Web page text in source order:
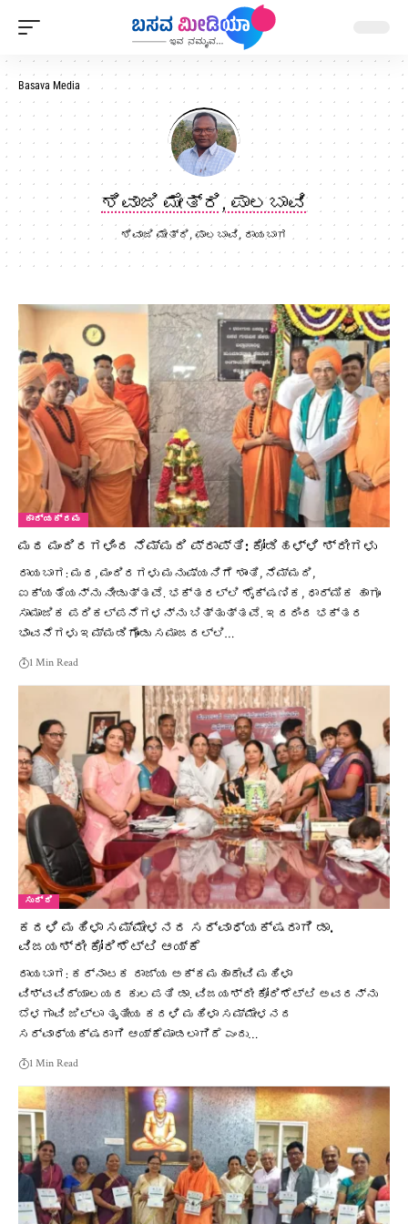
Basava Media
ಶಿವಾಜಿ ಮೇತ್ರಿ, ಪಾಲಬಾವಿ
ಶಿವಾಜಿ ಮೇತ್ರಿ, ಪಾಲಬಾವಿ, ರಾಯಬಾಗ
ಕಾರ್ಯಕ್ರಮ
ಮಠ ಮಂದಿರಗಳಿಂದ ನೆಮ್ಮದಿ ಪ್ರಾಪ್ತಿ: ಕೋಡಿಹಳ್ಳಿ ಶ್ರೀಗಳು
ರಾಯಬಾಗ: ಮಠ, ಮಂದಿರಗಳು ಮನುಷ್ಯನಿಗೆ ಶಾಂತಿ, ನೆಮ್ಮದಿ,
ಐಕ್ಯತೆಯನ್ನು ನೀಡುತ್ತವೆ. ಭಕ್ತರಲ್ಲಿ ಶೈಕ್ಷಣಿಕ, ಧಾರ್ಮಿಕ ಹಾಗೂ
ಸಾಮಾಜಿಕ ಪರಿಕಲ್ಪನೆಗಳನ್ನು ಬಿತ್ತುತ್ತವೆ. ಇದರಿಂದ ಭಕ್ತರ
ಭಾವನೆಗಳು ಇಮ್ಮಡಿಗೊಂಡು ಸಮಾಜದಲ್ಲಿ…
1 Min Read
ಸುದ್ದಿ
ಕದಳಿ ಮಹಿಳಾ ಸಮ್ಮೇಳನದ ಸರ್ವಾಧ್ಯಕ್ಷರಾಗಿ ಡಾ.
ವಿಜಯಶ್ರೀ ಕೋರಿಶೆಟ್ಟಿ ಆಯ್ಕೆ
ರಾಯಬಾಗ: ಕರ್ನಾಟಕ ರಾಜ್ಯ ಅಕ್ಕಮಹಾದೇವಿ ಮಹಿಳಾ
ವಿಶ್ವವಿದ್ಯಾಲಯದ ಕುಲಪತಿ ಡಾ. ವಿಜಯಶ್ರೀ ಕೋರಿಶೆಟ್ಟಿ ಅವರನ್ನು
ಬೆಳಗಾವಿ ಜಿಲ್ಲಾ ತೃತೀಯ ಕದಳಿ ಮಹಿಳಾ ಸಮ್ಮೇಳನದ
ಸರ್ವಾಧ್ಯಕ್ಷರಾಗಿ ಆಯ್ಕೆಮಾಡಲಾಗಿದೆ ಎಂದು…
1 Min Read